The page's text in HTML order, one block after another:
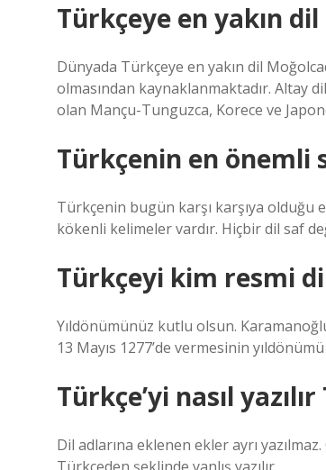
Türkçeye en yakın
Dünyada Türkçeye en yakın dil
olmasından kaynaklanmaktadır. Altay
olan Mançu-Tunguzca, Korece ve
Türkçenin en önemli
Türkçenin bugün karşı karşıya olduğu
kökenli kelimeler vardır. Hiçbir dil saf
Türkçeyi kim resmi
Yıldönümünüz kutlu olsun.
13 Mayıs 1277’de vermesinin
Türkçe’yi nasıl yazılır
Dil adlarına eklenen ekler ayrı